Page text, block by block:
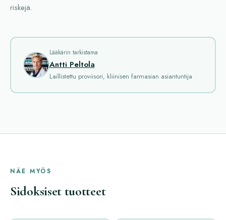
riskejä.
Lääkärin tarkistama
Antti Peltola
Laillistettu proviisori, kliinisen farmasian asiantuntija
NÄE MYÖS
Sidoksiset tuotteet